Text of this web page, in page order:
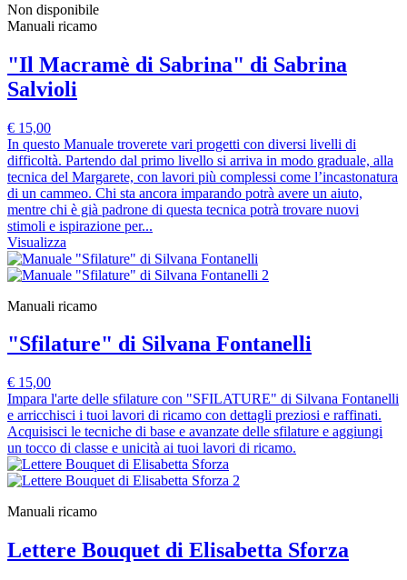
Non disponibile
Manuali ricamo
"Il Macramè di Sabrina" di Sabrina
Salvioli
€ 15,00
In questo Manuale troverete vari progetti con diversi livelli di
difficoltà. Partendo dal primo livello si arriva in modo graduale, alla
tecnica del Margarete, con lavori più complessi come l’incastonatura
di un cammeo. Chi sta ancora imparando potrà avere un aiuto,
mentre chi è già padrone di questa tecnica potrà trovare nuovi
stimoli e ispirazione per...
Visualizza
Manuali ricamo
"Sfilature" di Silvana Fontanelli
€ 15,00
Impara l'arte delle sfilature con "SFILATURE" di Silvana Fontanelli
e arricchisci i tuoi lavori di ricamo con dettagli preziosi e raffinati.
Acquisisci le tecniche di base e avanzate delle sfilature e aggiungi
un tocco di classe e unicità ai tuoi lavori di ricamo.
Manuali ricamo
Lettere Bouquet di Elisabetta Sforza